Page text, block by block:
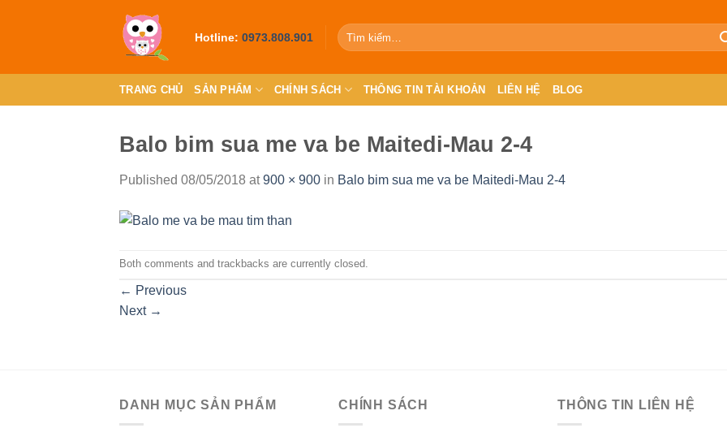
Hotline: 0973.808.901
TRANG CHỦ SẢN PHẨM CHÍNH SÁCH THÔNG TIN TÀI KHOẢN LIÊN HỆ BLOG
Balo bim sua me va be Maitedi-Mau 2-4
Published 08/05/2018 at900 × 900 in Balo bim sua me va be Maitedi-Mau 2-4
Both comments and trackbacks are currently closed.
← Previous
Next →
DANH MỤC SẢN PHẨM CHÍNH SÁCH THÔNG TIN LIÊN HỆ